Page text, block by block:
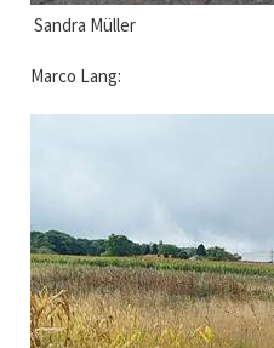
Sandra Müller
Marco Lang: